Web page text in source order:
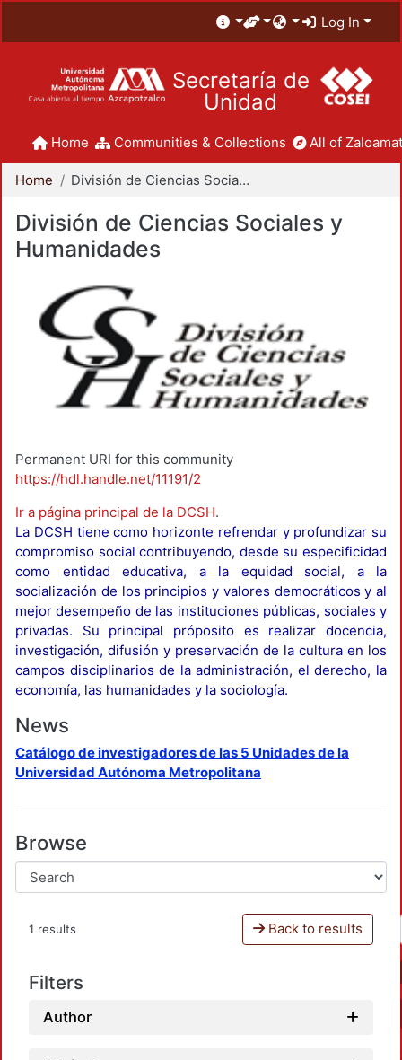
Log In
Secretaría de
Unidad
Home Communities & Collections All of
Home División de Ciencias Sociales y Humanidades
División de Ciencias Sociales y
Humanidades
Permanent URI for this community
https://hdl.handle.net/11191/2
Ir a página principal de la DCSH.
La DCSH tiene como horizonte refrendar y profundizar su
compromiso social contribuyendo, desde su especificidad
como entidad educativa, a la equidad social, a la
socialización de los principios y valores democráticos y al
mejor desempeño de las instituciones públicas, sociales y
privadas. Su principal próposito es realizar docencia,
investigación, difusión y preservación de la cultura en los
campos disciplinarios de la administración, el derecho, la
economía, las humanidades y la sociología.
News
Catálogo de investigadores de las 5 Unidades de la
Universidad Autónoma Metropolitana
Browse
1 results Back to results
Filters
Author